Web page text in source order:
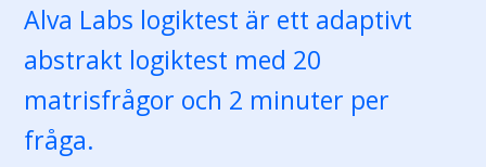
Alva Labs logiktest är ett adaptivt
abstrakt logiktest med 20
matrisfrågor och 2 minuter per
fråga.